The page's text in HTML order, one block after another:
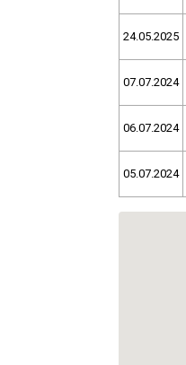
24.05.2025
07.07.2024
06.07.2024
05.07.2024